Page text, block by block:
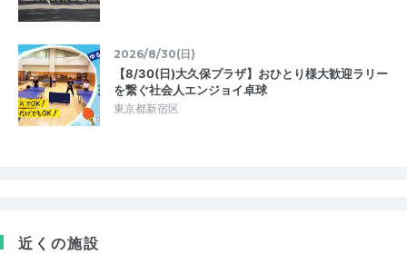
2026/8/30(日)
【8/30(日)大久保プラザ】おひとり様大歓迎ラリー
を繋ぐ社会人エンジョイ卓球
東京都新宿区
近くの施設